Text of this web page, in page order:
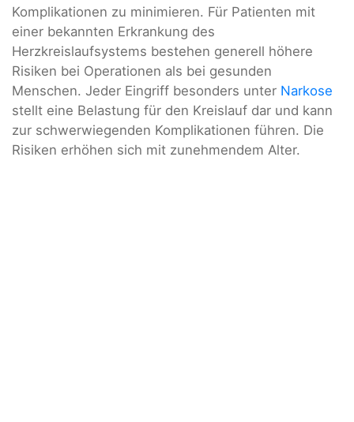
Komplikationen zu minimieren. Für Patienten mit
einer bekannten Erkrankung des
Herzkreislaufsystems bestehen generell höhere
Risiken bei Operationen als bei gesunden
Menschen. Jeder Eingriff besonders unter Narkose
stellt eine Belastung für den Kreislauf dar und kann
zur schwerwiegenden Komplikationen führen. Die
Risiken erhöhen sich mit zunehmendem Alter.